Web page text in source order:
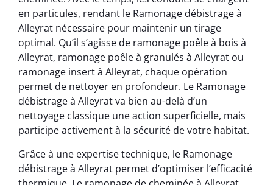
en particules, rendant le Ramonage débistrage à
Alleyrat nécessaire pour maintenir un tirage
optimal. Qu’il s’agisse de ramonage poêle à bois à
Alleyrat, ramonage poêle à granulés à Alleyrat ou
ramonage insert à Alleyrat, chaque opération
permet de nettoyer en profondeur. Le Ramonage
débistrage à Alleyrat va bien au-delà d’un
nettoyage classique une action superficielle, mais
participe activement à la sécurité de votre habitat.
Grâce à une expertise technique, le Ramonage
débistrage à Alleyrat permet d’optimiser l’efficacité